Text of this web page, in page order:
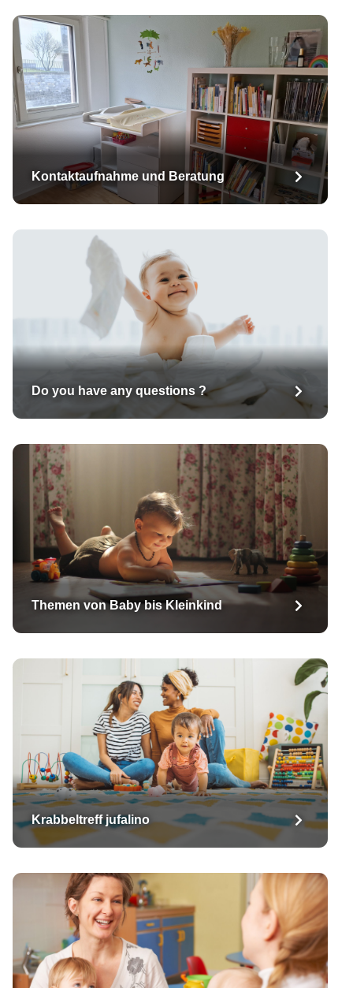
Kontaktaufnahme und Beratung
Do you have any questions ?
Themen von Baby bis Kleinkind
Krabbeltreff jufalino